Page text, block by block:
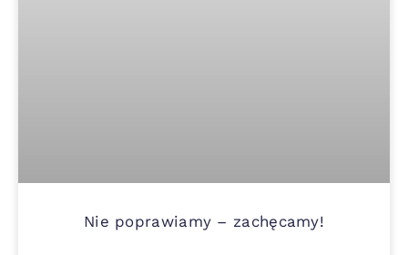
Nie poprawiamy – zachęcamy!